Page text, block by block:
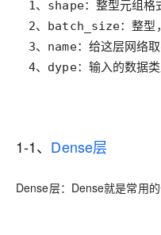
4、dype：输入的数
1-1、 Dense层
Dense层：Dense就是常用